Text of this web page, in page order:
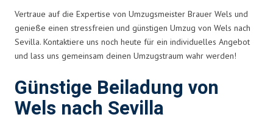
Vertraue auf die Expertise von Umzugsmeister Brauer Wels und
genieße einen stressfreien und günstigen Umzug von Wels nach
Sevilla. Kontaktiere uns noch heute für ein individuelles Angebot
und lass uns gemeinsam deinen Umzugstraum wahr werden!
Günstige Beiladung von
Wels nach Sevilla